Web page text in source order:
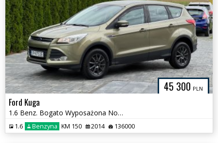
45 300 PLN
Ford Kuga
1.6 Benz. Bogato Wyposażona Nowy rozrząd
1.6 Benzyna KM 150 2014 136000